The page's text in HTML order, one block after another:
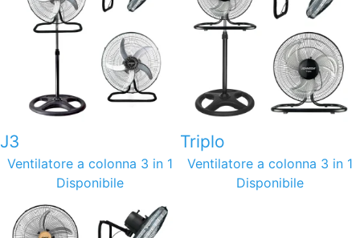
J3
Ventilatore a colonna 3 in 1
Disponibile
Triplo
Ventilatore a colonna 3 in 1
Disponibile